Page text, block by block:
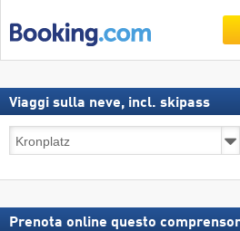
Viaggi sulla neve, incl. skipass
Viaggi
sulla
incl.
Prenota online questo